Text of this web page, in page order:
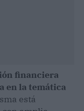
financiera
en la temática
está